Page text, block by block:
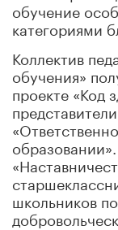
обучение
категориями
Коллектив
обучения»
проекте «Код
школьников